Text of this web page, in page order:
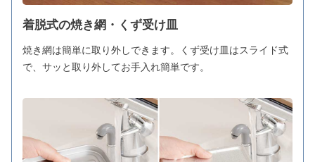
着脱式の焼き網・くず受け皿
焼き網は簡単に取り外しできます。くず受け皿はスライド式
で、サッと取り外してお手入れ簡単です。